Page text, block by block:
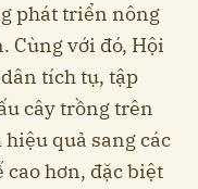
phát triển nông
Cùng với đó, Hội
tích tụ, tập
cây trồng trên
quả sang các
hơn, đặc biệt